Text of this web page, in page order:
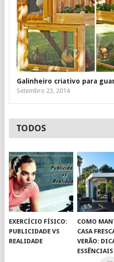
Galinheiro criativo para
Setembro 23, 2014
TODOS
EXERCÍCIO FÍSICO:
PUBLICIDADE VS
REALIDADE
COMO
CASA
VERÃO:
ESSÊNCIAIS